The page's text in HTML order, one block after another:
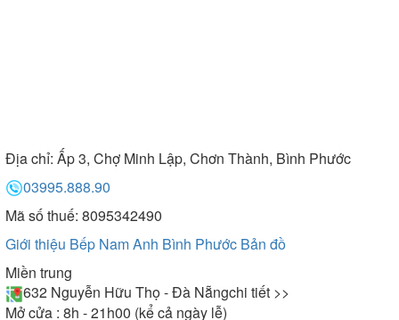
Địa chỉ: Ấp 3, Chợ Minh Lập, Chơn Thành, Bình Phước
03995.888.90
Mã số thuế: 8095342490
Giới thiệu Bếp Nam Anh Bình Phước Bản đồ
Miền trung
632 Nguyễn Hữu Thọ - Đà Nẵngchi tiết >>
Mở cửa : 8h - 21h00 (kể cả ngày lễ)